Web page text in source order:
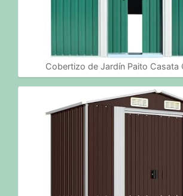
Cobertizo de Jardín Paito Casata